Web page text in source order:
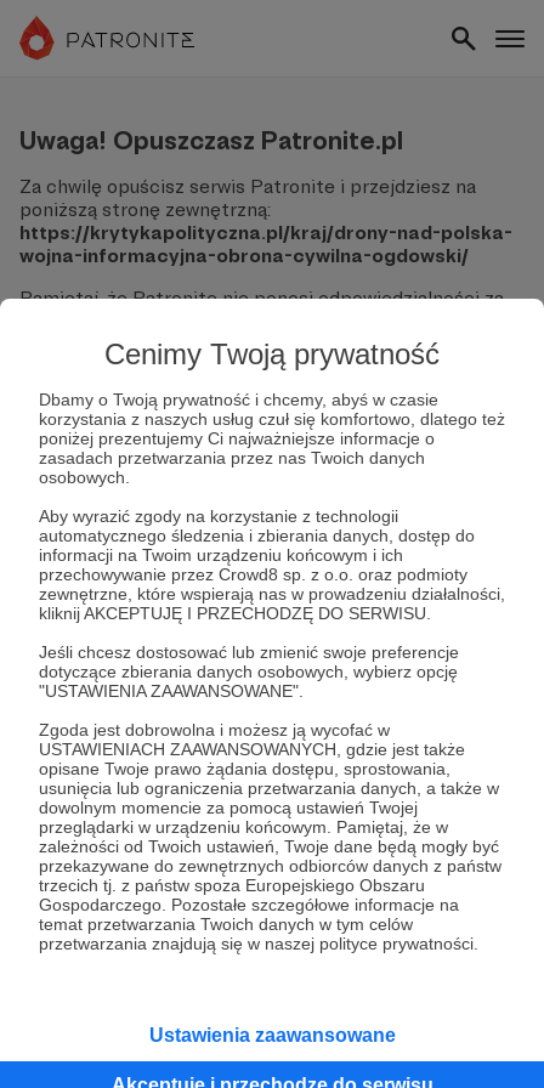
Cenimy Twoją prywatność
Dbamy o Twoją prywatność i chcemy, abyś w czasie
korzystania z naszych usług czuł się komfortowo, dlatego też
poniżej prezentujemy Ci najważniejsze informacje o
zasadach przetwarzania przez nas Twoich danych
osobowych.
Aby wyrazić zgody na korzystanie z technologii
automatycznego śledzenia i zbierania danych, dostęp do
informacji na Twoim urządzeniu końcowym i ich
przechowywanie przez Crowd8 sp. z o.o. oraz podmioty
zewnętrzne, które wspierają nas w prowadzeniu działalności,
kliknij AKCEPTUJĘ I PRZECHODZĘ DO SERWISU.
Jeśli chcesz dostosować lub zmienić swoje preferencje
dotyczące zbierania danych osobowych, wybierz opcję
"USTAWIENIA ZAAWANSOWANE".
Zgoda jest dobrowolna i możesz ją wycofać w
USTAWIENIACH ZAAWANSOWANYCH, gdzie jest także
opisane Twoje prawo żądania dostępu, sprostowania,
usunięcia lub ograniczenia przetwarzania danych, a także w
dowolnym momencie za pomocą ustawień Twojej
przeglądarki w urządzeniu końcowym. Pamiętaj, że w
zależności od Twoich ustawień, Twoje dane będą mogły być
przekazywane do zewnętrznych odbiorców danych z państw
trzecich tj. z państw spoza Europejskiego Obszaru
Gospodarczego. Pozostałe szczegółowe informacje na
temat przetwarzania Twoich danych w tym celów
przetwarzania znajdują się w naszej polityce prywatności.
Ustawienia zaawansowane
Uwaga! Opuszczasz Patronite.pl
Za chwilę opuścisz serwis Patronite i przejdziesz na
poniższą stronę zewnętrzną:
https://krytykapolityczna.pl/kraj/drony-nad-polska-
wojna-informacyjna-obrona-cywilna-ogdowski/
Pamiętaj, że Patronite nie ponosi odpowiedzialności za
Nie podawaj swoich danych logowania ani informacji
Sprawdź dokładnie adres URL, zanim klikniesz przycisk
"Tak, przejdź do strony".
Jeśli masz wątpliwości, wróć do Patronite i zweryfikuj
link.
Czy na pewno chcesz kontynuować?
Tak, przejdź do strony
Pozostań na Patronite
Kategorie
O Patronite
Dodatkowe produkty
Pomoc
RegulaminPolityka prywatnościPatronite Commons